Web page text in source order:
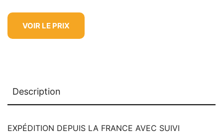
VOIR LE PRIX
Description
EXPÉDITION DEPUIS LA FRANCE AVEC SUIVI